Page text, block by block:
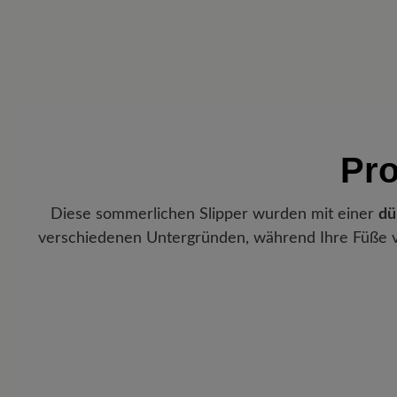
Diese sommerlichen Slipper wurden mit einer
verschiedenen Untergründen, während Ihre